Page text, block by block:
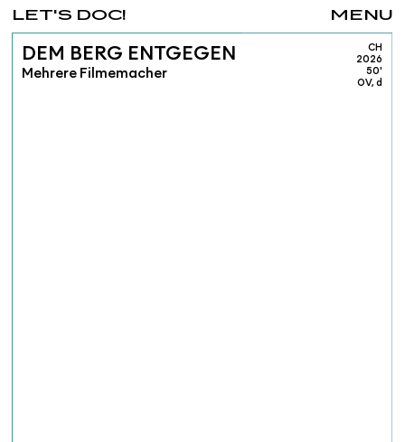
MENU
LET'S DOC!
DEM BERG ENTGEGEN
Mehrere Filmemacher
CH
2026
50'
OV, d